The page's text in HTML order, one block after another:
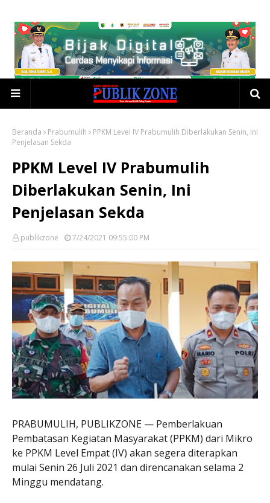
Beranda Prabumulih
PPKM Level IV Prabumulih Diberlakukan Senin, Ini
Penjelasan Sekda
PPKM Level IV Prabumulih
Diberlakukan Senin, Ini
Penjelasan Sekda
publikzone 7/24/2021 09:55:00 PM
PRABUMULIH, PUBLIKZONE — Pemberlakuan
Pembatasan Kegiatan Masyarakat (PPKM) dari Mikro
ke PPKM Level Empat (IV) akan segera diterapkan
mulai Senin 26 Juli 2021 dan direncanakan selama 2
Minggu mendatang.